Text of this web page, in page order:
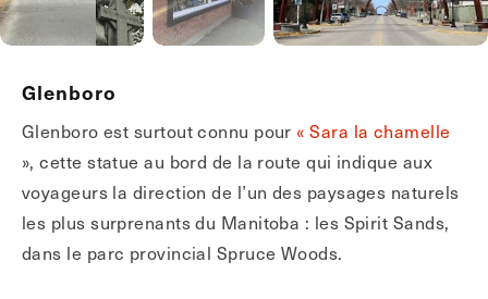
Glenboro
Glenboro est surtout connu pour « Sara la chamelle
», cette statue au bord de la route qui indique aux
voyageurs la direction de l’un des paysages naturels
les plus surprenants du Manitoba : les Spirit Sands,
dans le parc provincial Spruce Woods.